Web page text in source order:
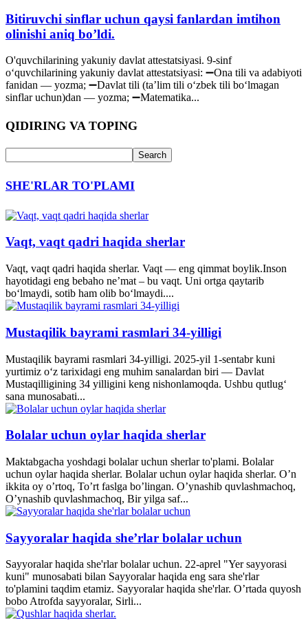
Bitiruvchi sinflar uchun qaysi fanlardan imtihon
olinishi aniq bo’ldi.
O'quvchilarining yakuniy davlat attestatsiyasi. 9-sinf
oʻquvchilarining yakuniy davlat attestatsiyasi: ➖Ona tili va adabiyoti
fanidan — yozma; ➖Davlat tili (taʼlim tili oʻzbek tili boʻlmagan
sinflar uchun)dan — yozma; ➖Matematika...
QIDIRING VA TOPING
SHE'RLAR TO'PLAMI
Vaqt, vaqt qadri haqida sherlar
Vaqt, vaqt qadri haqida sherlar. Vaqt — eng qimmat boylik.Inson
hayotidagi eng bebaho ne’mat – bu vaqt. Uni ortga qaytarib
bo‘lmaydi, sotib ham olib bo‘lmaydi....
Mustaqilik bayrami rasmlari 34-yilligi
Mustaqilik bayrami rasmlari 34-yilligi. 2025-yil 1-sentabr kuni
yurtimiz o‘z tarixidagi eng muhim sanalardan biri — Davlat
Mustaqilligining 34 yilligini keng nishonlamoqda. Ushbu qutlug‘
sana munosabati...
Bolalar uchun oylar haqida sherlar
Maktabgacha yoshdagi bolalar uchun sherlar to'plami. Bolalar
uchun oylar haqida sherlar. Bolalar uchun oylar haqida sherlar. O’n
ikkita oy o’rtoq, To’rt faslga bo’lingan. O’ynashib quvlashmachoq,
O’ynashib quvlashmachoq, Bir yilga saf...
Sayyoralar haqida she’rlar bolalar uchun
Sayyoralar haqida she'rlar bolalar uchun. 22-aprel "Yer sayyorasi
kuni" munosabati bilan Sayyoralar haqida eng sara she'rlar
to'plamini taqdim etamiz. Sayyoralar haqida she'rlar. O’rtada quyosh
bobo Atrofda sayyoralar, Sirli...